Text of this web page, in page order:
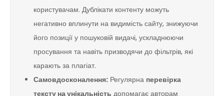
користувачам. Дублікати контенту можуть
негативно вплинути на видимість сайту, знижуючи
його позиції у пошуковій видачі, ускладнюючи
просування та навіть призводячи до фільтрів, які
карають за плагіат.
Самовдосконалення: Регулярна перевірка
тексту на унікальність допомагає авторам